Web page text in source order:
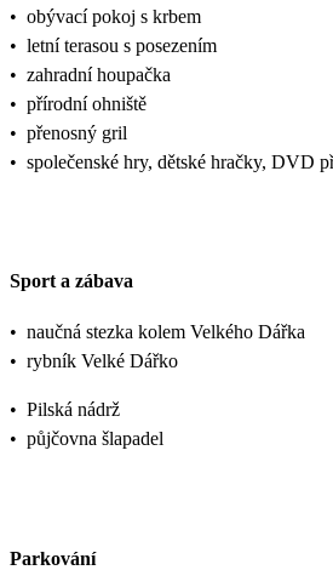
• obývací pokoj s krbem
• letní terasou s posezením
• zahradní houpačka
• přírodní ohniště
• přenosný gril
• společenské hry, dětské hračky, DVD
Sport a zábava
• naučná stezka kolem Velkého Dářka
• rybník Velké Dářko
• Pilská nádrž
• půjčovna šlapadel
Parkování